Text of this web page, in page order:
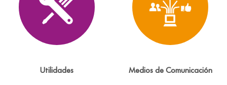
Utilidades
Medios de Comunicación